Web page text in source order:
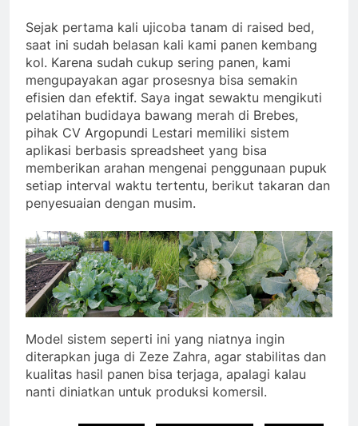
Sejak pertama kali ujicoba tanam di raised bed,
saat ini sudah belasan kali kami panen kembang
kol. Karena sudah cukup sering panen, kami
mengupayakan agar prosesnya bisa semakin
efisien dan efektif. Saya ingat sewaktu mengikuti
pelatihan budidaya bawang merah di Brebes,
pihak CV Argopundi Lestari memiliki sistem
aplikasi berbasis spreadsheet yang bisa
memberikan arahan mengenai penggunaan pupuk
setiap interval waktu tertentu, berikut takaran dan
penyesuaian dengan musim.
Model sistem seperti ini yang niatnya ingin
diterapkan juga di Zeze Zahra, agar stabilitas dan
kualitas hasil panen bisa terjaga, apalagi kalau
nanti diniatkan untuk produksi komersil.